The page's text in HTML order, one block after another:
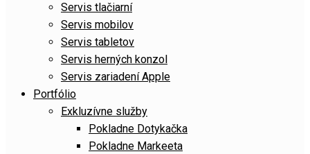
Servis tlačiarní
Servis mobilov
Servis tabletov
Servis herných konzol
Servis zariadení Apple
Portfólio
Exkluzívne služby
Pokladne Dotykačka
Pokladne Markeeta